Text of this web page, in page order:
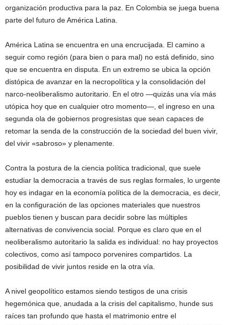
organización productiva para la paz. En Colombia se juega buena
parte del futuro de América Latina.
América Latina se encuentra en una encrucijada. El camino a
seguir como región (para bien o para mal) no está definido, sino
que se encuentra en disputa. En un extremo se ubica la opción
distópica de avanzar en la necropolítica y la consolidación del
narco-neoliberalismo autoritario. En el otro —quizás una vía más
utópica hoy que en cualquier otro momento—, el ingreso en una
segunda ola de gobiernos progresistas que sean capaces de
retomar la senda de la construcción de la sociedad del buen vivir,
del vivir «sabroso» y plenamente.
Contra la postura de la ciencia política tradicional, que suele
estudiar la democracia a través de sus reglas formales, lo urgente
hoy es indagar en la economía política de la democracia, es decir,
en la configuración de las opciones materiales que nuestros
pueblos tienen y buscan para decidir sobre las múltiples
alternativas de convivencia social. Porque es claro que en el
neoliberalismo autoritario la salida es individual: no hay proyectos
colectivos, como así tampoco porvenires compartidos. La
posibilidad de vivir juntos reside en la otra vía.
A nivel geopolítico estamos siendo testigos de una crisis
hegemónica que, anudada a la crisis del capitalismo, hunde sus
raíces tan profundo que hasta el matrimonio entre el